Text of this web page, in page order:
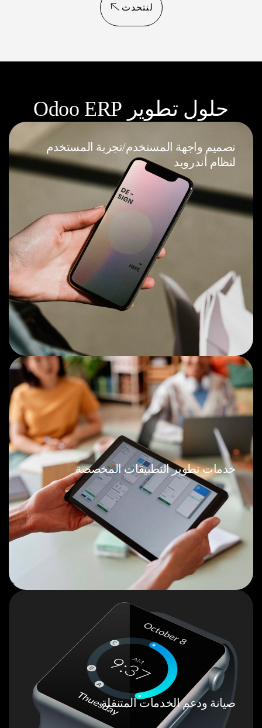
لنتحدث
حلول تطوير Odoo ERP
تصميم واجهة المستخدم/تجربة المستخدم
لنظام أندرويد
خدمات تطوير التطبيقات المخصصة
صيانة ودعم الخدمات المتنقلة